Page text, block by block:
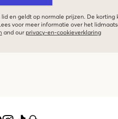
en geldt op normale prijzen. De korting
voor meer informatie over het
and our privacy-en-cookieverklaring